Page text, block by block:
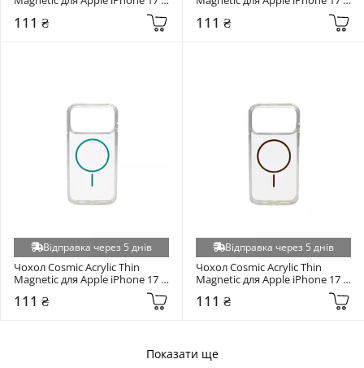
111 ₴ 111 ₴
Відправка через 5 днів
Чохол Cosmic Acrylic Thin
Magnetic для Apple iPhone 17
111 ₴
Відправка через 5 днів
Чохол Cosmic Acrylic Thin
Magnetic для Apple iPhone 17
111 ₴
Показати ще